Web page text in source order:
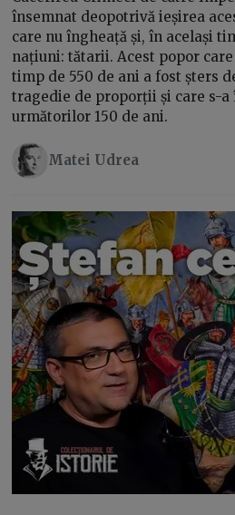
însemnat deopotrivă ieșirea
care nu îngheață și, în același
națiuni: tătarii. Acest popor
timp de 550 de ani a fost șters
tragedie de proporții și care s-
următorilor 150 de ani.
Matei Udrea